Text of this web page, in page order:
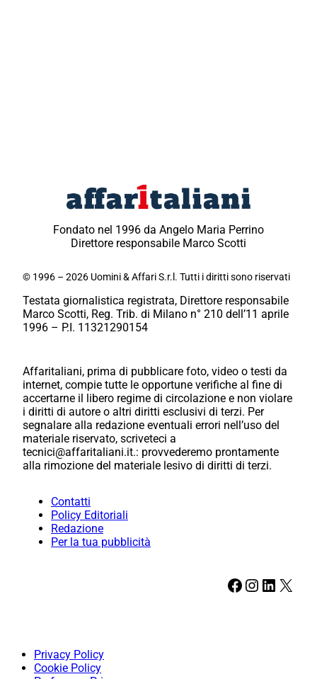
Fondato nel 1996 da Angelo Maria Perrino
Direttore responsabile Marco Scotti
© 1996 – 2026 Uomini & Affari S.r.l. Tutti i diritti sono riservati
Testata giornalistica registrata, Direttore responsabile
Marco Scotti, Reg. Trib. di Milano n° 210 dell’11 aprile
1996 – P.I. 11321290154
Affaritaliani, prima di pubblicare foto, video o testi da
internet, compie tutte le opportune verifiche al fine di
accertarne il libero regime di circolazione e non violare
i diritti di autore o altri diritti esclusivi di terzi. Per
segnalare alla redazione eventuali errori nell’uso del
materiale riservato, scriveteci a
tecnici@affaritaliani.it.: provvederemo prontamente
alla rimozione del materiale lesivo di diritti di terzi.
Contatti
Policy Editoriali
Redazione
Per la tua pubblicità
Facebook Instagram LinkedIn X
Privacy Policy
Cookie Policy